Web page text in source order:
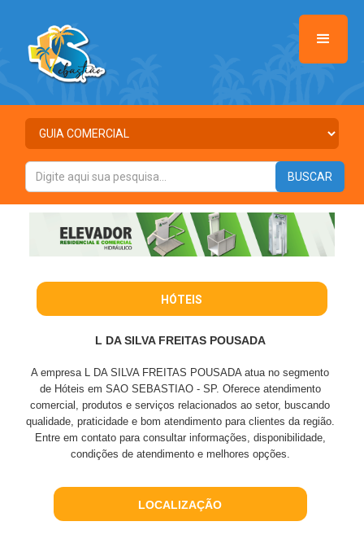
HÓTEIS
L DA SILVA FREITAS POUSADA
A empresa L DA SILVA FREITAS POUSADA atua no segmento
de Hóteis em SAO SEBASTIAO - SP. Oferece atendimento
comercial, produtos e serviços relacionados ao setor, buscando
qualidade, praticidade e bom atendimento para clientes da região.
Entre em contato para consultar informações, disponibilidade,
condições de atendimento e melhores opções.
LOCALIZAÇÃO